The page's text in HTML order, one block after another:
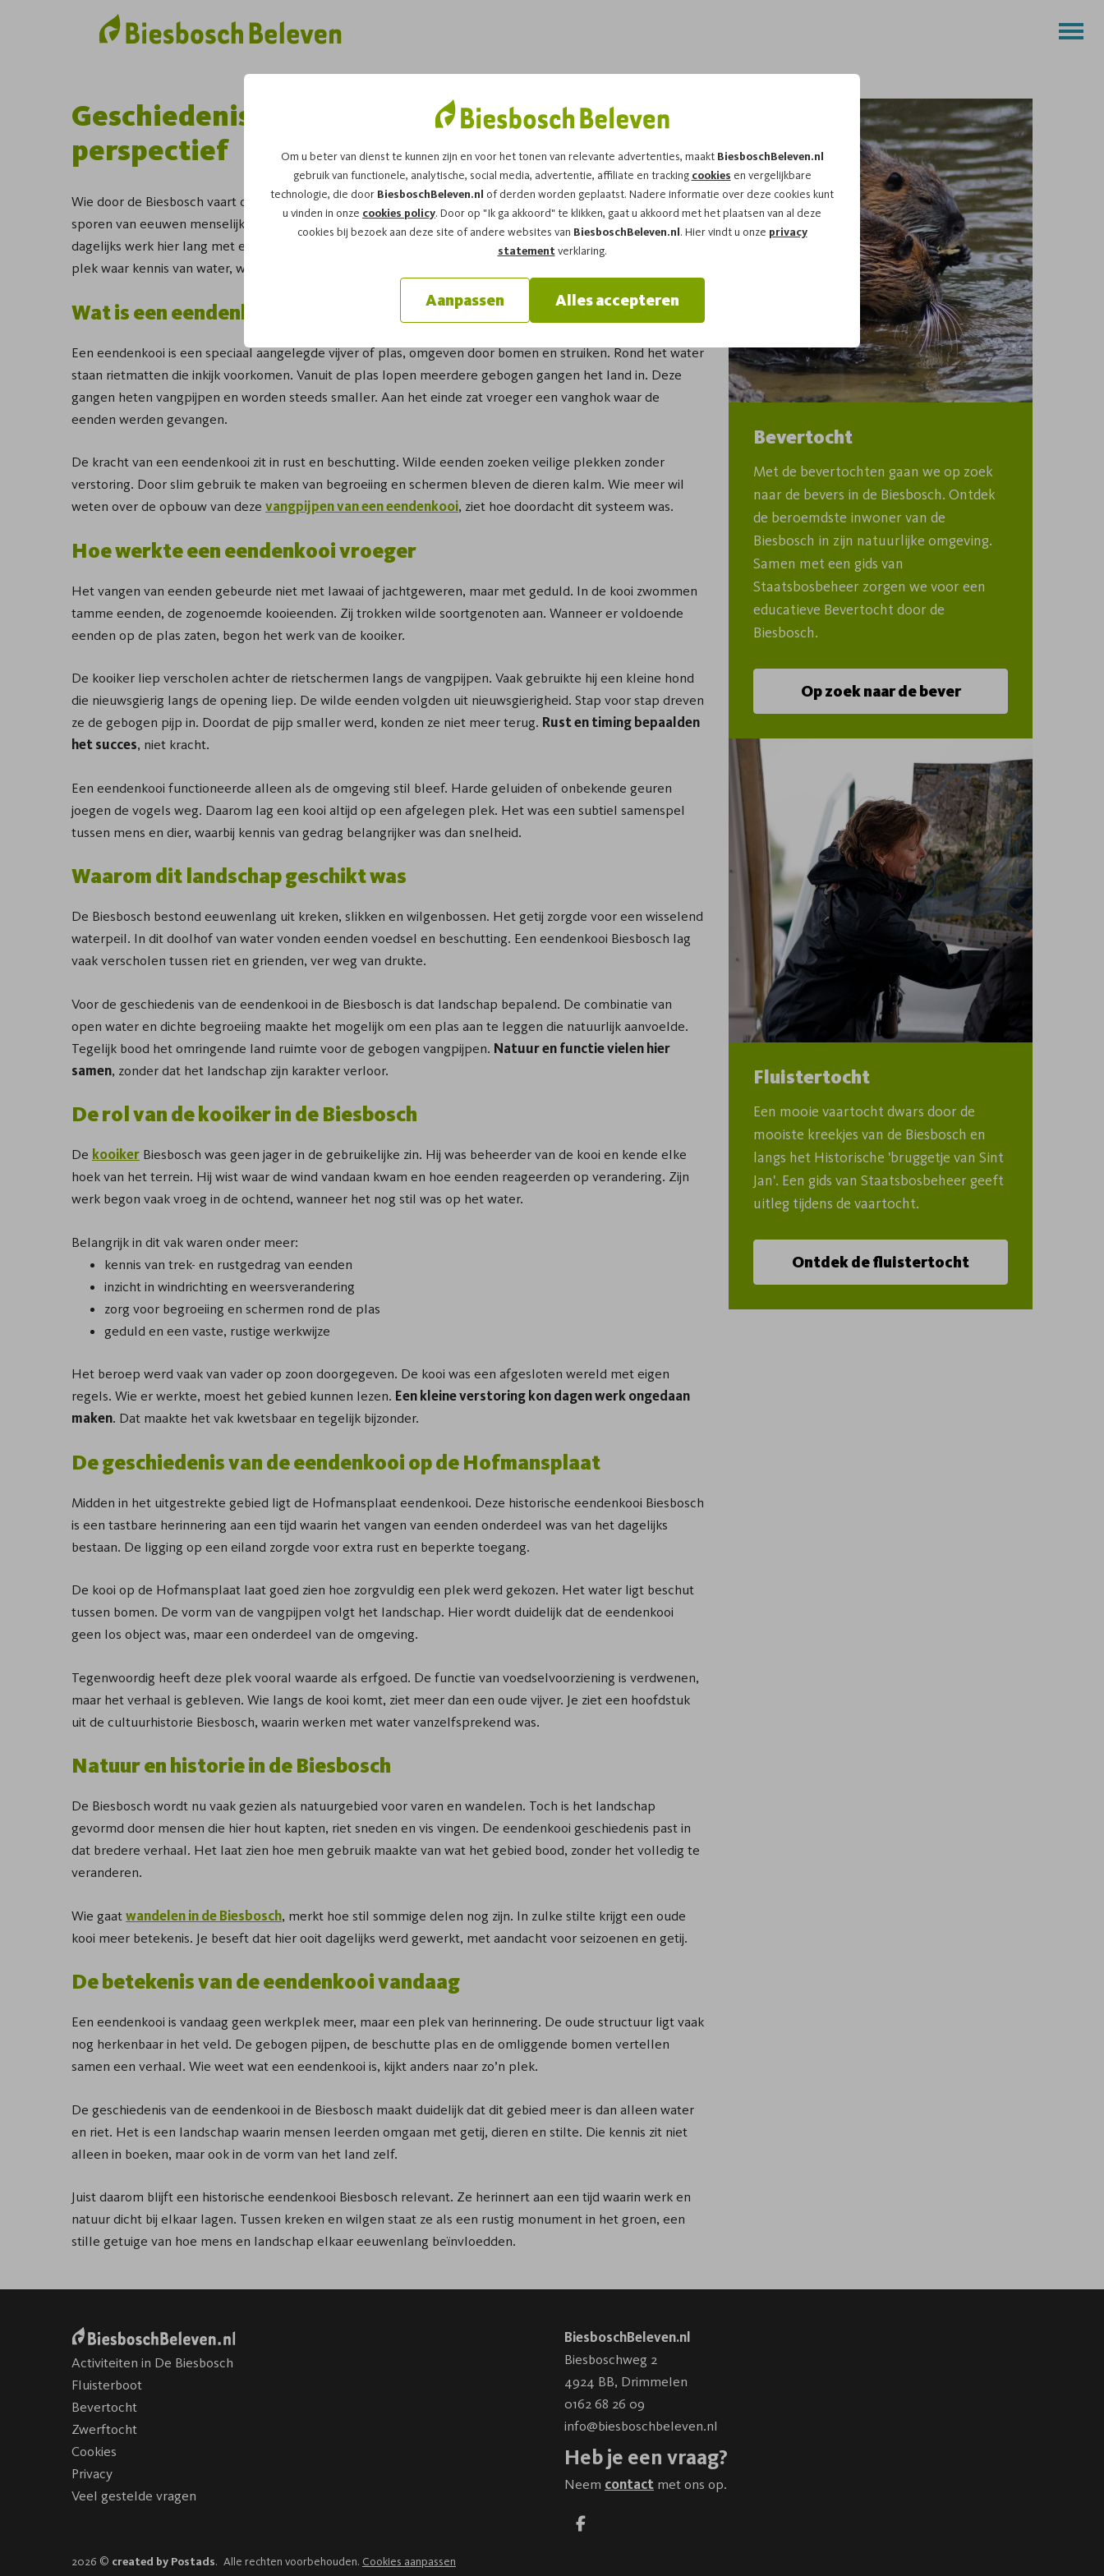
Om u beter van dienst te kunnen zijn en voor het tonen van relevante advertenties, maakt BiesboschBeleven.nl
gebruik van functionele, analytische, social media, advertentie, affiliate en tracking cookies en vergelijkbare
technologie, die door BiesboschBeleven.nl of derden worden geplaatst. Nadere informatie over deze cookies kunt
u vinden in onze cookies policy. Door op "Ik ga akkoord" te klikken, gaat u akkoord met het plaatsen van al deze
cookies bij bezoek aan deze site of andere websites van BiesboschBeleven.nl. Hier vindt u onze privacy
statementverklaring.
Aanpassen Alles accepteren
Geschiedenis eendenkooi Biesbosch in
perspectief
Wie door de Biesbosch vaart of wandelt, ziet vooral water, riet en wilgen. Toch liggen in dit landschap ook
sporen van eeuwen menselijk gebruik. De geschiedenis eendenkooi Biesbosch laat zien hoe natuur en
dagelijks werk hier lang met elkaar verweven waren. Een eendenkooi is geen los bouwwerk, maar een stille
plek waar kennis van water, wind en diergedrag samenkwam.
Wat is een eendenkooi
Een eendenkooi is een speciaal aangelegde vijver of plas, omgeven door bomen en struiken. Rond het water
staan rietmatten die inkijk voorkomen. Vanuit de plas lopen meerdere gebogen gangen het land in. Deze
gangen heten vangpijpen en worden steeds smaller. Aan het einde zat vroeger een vanghok waar de
eenden werden gevangen.
De kracht van een eendenkooi zit in rust en beschutting. Wilde eenden zoeken veilige plekken zonder
verstoring. Door slim gebruik te maken van begroeiing en schermen bleven de dieren kalm. Wie meer wil
weten over de opbouw van deze vangpijpen van een eendenkooi, ziet hoe doordacht dit systeem was.
Hoe werkte een eendenkooi vroeger
Het vangen van eenden gebeurde niet met lawaai of jachtgeweren, maar met geduld. In de kooi zwommen
tamme eenden, de zogenoemde kooieenden. Zij trokken wilde soortgenoten aan. Wanneer er voldoende
eenden op de plas zaten, begon het werk van de kooiker.
De kooiker liep verscholen achter de rietschermen langs de vangpijpen. Vaak gebruikte hij een kleine hond
die nieuwsgierig langs de opening liep. De wilde eenden volgden uit nieuwsgierigheid. Stap voor stap dreven
ze de gebogen pijp in. Doordat de pijp smaller werd, konden ze niet meer terug. Rust en timing bepaalden
het succes, niet kracht.
Een eendenkooi functioneerde alleen als de omgeving stil bleef. Harde geluiden of onbekende geuren
joegen de vogels weg. Daarom lag een kooi altijd op een afgelegen plek. Het was een subtiel samenspel
tussen mens en dier, waarbij kennis van gedrag belangrijker was dan snelheid.
Waarom dit landschap geschikt was
De Biesbosch bestond eeuwenlang uit kreken, slikken en wilgenbossen. Het getij zorgde voor een wisselend
waterpeil. In dit doolhof van water vonden eenden voedsel en beschutting. Een eendenkooi Biesbosch lag
vaak verscholen tussen riet en grienden, ver weg van drukte.
Voor de geschiedenis van de eendenkooi in de Biesbosch is dat landschap bepalend. De combinatie van
open water en dichte begroeiing maakte het mogelijk om een plas aan te leggen die natuurlijk aanvoelde.
Tegelijk bood het omringende land ruimte voor de gebogen vangpijpen. Natuur en functie vielen hier
samen, zonder dat het landschap zijn karakter verloor.
De rol van de kooiker in de Biesbosch
De kooiker Biesbosch was geen jager in de gebruikelijke zin. Hij was beheerder van de kooi en kende elke
hoek van het terrein. Hij wist waar de wind vandaan kwam en hoe eenden reageerden op verandering. Zijn
werk begon vaak vroeg in de ochtend, wanneer het nog stil was op het water.
Belangrijk in dit vak waren onder meer:
kennis van trek- en rustgedrag van eenden
inzicht in windrichting en weersverandering
zorg voor begroeiing en schermen rond de plas
geduld en een vaste, rustige werkwijze
Het beroep werd vaak van vader op zoon doorgegeven. De kooi was een afgesloten wereld met eigen
regels. Wie er werkte, moest het gebied kunnen lezen. Een kleine verstoring kon dagen werk ongedaan
maken. Dat maakte het vak kwetsbaar en tegelijk bijzonder.
De geschiedenis van de eendenkooi op de Hofmansplaat
Midden in het uitgestrekte gebied ligt de Hofmansplaat eendenkooi. Deze historische eendenkooi Biesbosch
is een tastbare herinnering aan een tijd waarin het vangen van eenden onderdeel was van het dagelijks
bestaan. De ligging op een eiland zorgde voor extra rust en beperkte toegang.
De kooi op de Hofmansplaat laat goed zien hoe zorgvuldig een plek werd gekozen. Het water ligt beschut
tussen bomen. De vorm van de vangpijpen volgt het landschap. Hier wordt duidelijk dat de eendenkooi
geen los object was, maar een onderdeel van de omgeving.
Tegenwoordig heeft deze plek vooral waarde als erfgoed. De functie van voedselvoorziening is verdwenen,
maar het verhaal is gebleven. Wie langs de kooi komt, ziet meer dan een oude vijver. Je ziet een hoofdstuk
uit de cultuurhistorie Biesbosch, waarin werken met water vanzelfsprekend was.
Natuur en historie in de Biesbosch
De Biesbosch wordt nu vaak gezien als natuurgebied voor varen en wandelen. Toch is het landschap
gevormd door mensen die hier hout kapten, riet sneden en vis vingen. De eendenkooi geschiedenis past in
dat bredere verhaal. Het laat zien hoe men gebruik maakte van wat het gebied bood, zonder het volledig te
veranderen.
Wie gaat wandelen in de Biesbosch, merkt hoe stil sommige delen nog zijn. In zulke stilte krijgt een oude
kooi meer betekenis. Je beseft dat hier ooit dagelijks werd gewerkt, met aandacht voor seizoenen en getij.
De betekenis van de eendenkooi vandaag
Een eendenkooi is vandaag geen werkplek meer, maar een plek van herinnering. De oude structuur ligt vaak
nog herkenbaar in het veld. De gebogen pijpen, de beschutte plas en de omliggende bomen vertellen
samen een verhaal. Wie weet wat een eendenkooi is, kijkt anders naar zo’n plek.
De geschiedenis van de eendenkooi in de Biesbosch maakt duidelijk dat dit gebied meer is dan alleen water
en riet. Het is een landschap waarin mensen leerden omgaan met getij, dieren en stilte. Die kennis zit niet
alleen in boeken, maar ook in de vorm van het land zelf.
Juist daarom blijft een historische eendenkooi Biesbosch relevant. Ze herinnert aan een tijd waarin werk en
natuur dicht bij elkaar lagen. Tussen kreken en wilgen staat ze als een rustig monument in het groen, een
stille getuige van hoe mens en landschap elkaar eeuwenlang beïnvloedden.
Bevertocht
Met de bevertochten gaan we op zoek
naar de bevers in de Biesbosch. Ontdek
de beroemdste inwoner van de
Biesbosch in zijn natuurlijke omgeving.
Samen met een gids van
Staatsbosbeheer zorgen we voor een
educatieve Bevertocht door de
Biesbosch.
Op zoek naar de bever
Fluistertocht
Een mooie vaartocht dwars door de
mooiste kreekjes van de Biesbosch en
langs het Historische 'bruggetje van Sint
Jan'. Een gids van Staatsbosbeheer geeft
uitleg tijdens de vaartocht.
Ontdek de fluistertocht
Activiteiten in De Biesbosch
Fluisterboot
Bevertocht
Zwerftocht
BiesboschBeleven.nl
Biesboschweg 2
4924 BB, Drimmelen
0162 68 26 09
info@biesboschbeleven.nl
Cookies
Privacy
Veel gestelde vragen
Heb je een vraag?
Neem contact met ons op.
2026 © created by Postads. Alle rechten voorbehouden. Cookies aanpassen